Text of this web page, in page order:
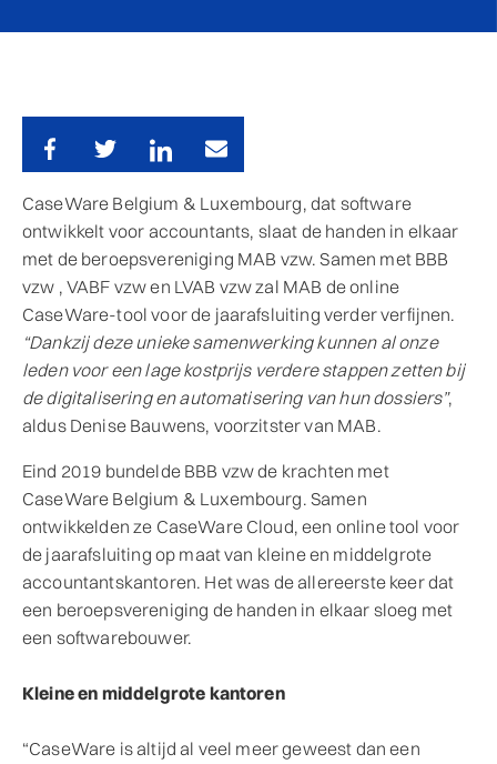
CaseWare Belgium & Luxembourg, dat software
ontwikkelt voor accountants, slaat de handen in elkaar
met de beroepsvereniging MAB vzw. Samen met BBB
vzw , VABF vzw en LVAB vzw zal MAB de online
CaseWare-tool voor de jaarafsluiting verder verfijnen.
“Dankzij deze unieke samenwerking kunnen al onze
leden voor een lage kostprijs verdere stappen zetten bij
de digitalisering en automatisering van hun dossiers”,
aldus Denise Bauwens, voorzitster van MAB.
Eind 2019 bundelde BBB vzw de krachten met
CaseWare Belgium & Luxembourg. Samen
ontwikkelden ze CaseWare Cloud, een online tool voor
de jaarafsluiting op maat van kleine en middelgrote
accountantskantoren. Het was de allereerste keer dat
een beroepsvereniging de handen in elkaar sloeg met
een softwarebouwer.
Kleine en middelgrote kantoren
“CaseWare is altijd al veel meer geweest dan een